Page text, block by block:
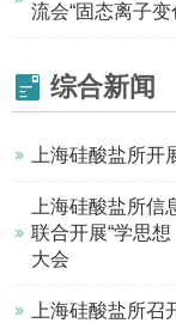
流会“固态离子
综合新闻
上海硅酸盐所
上海硅酸盐所
联合开展“学思
大会
上海硅酸盐所